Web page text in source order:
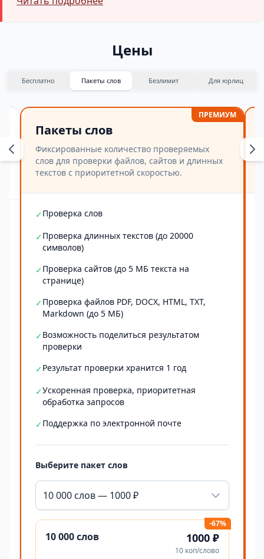
Цены
Бесплатно Пакеты слов Безлимит Для юрлиц
ПРЕМИУМ
Пакеты слов
Фиксированные количество проверяемых
слов для проверки файлов, сайтов и длинных
текстов с приоритетной скоростью.
✓Проверка слов
✓Проверка длинных текстов (до 20000
символов)
✓Проверка сайтов (до 5 МБ текста на
странице)
✓Проверка файлов PDF, DOCX, HTML, TXT,
Markdown (до 5 МБ)
✓Возможность поделиться результатом
проверки
✓Результат проверки хранится 1 год
✓Ускоренная проверка, приоритетная
обработка запросов
✓Поддержка по электронной почте
Выберите пакет слов
10 000 слов — 1000 ₽
-67%
10 000 слов 1000 ₽
10 коп/слово